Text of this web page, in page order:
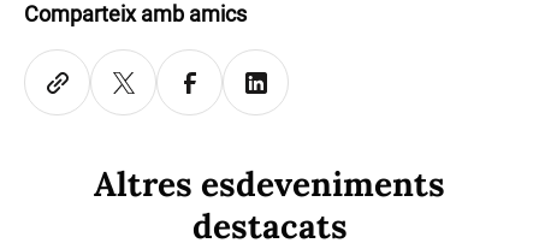
Comparteix amb amics
Altres esdeveniments
destacats